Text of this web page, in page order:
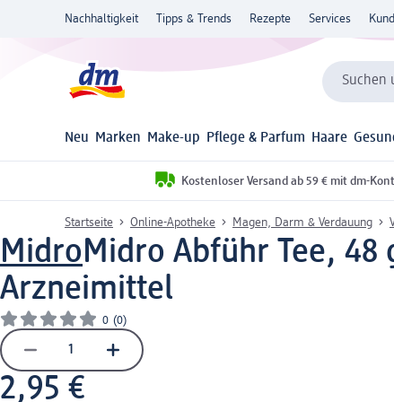
Nachhaltigkeit Tipps & Trends Rezepte Services
Suchen
Neu Marken Make-up Pflege & Parfum Haare
Kostenloser Versand ab 59 € mit dm-
Startseite Online-Apotheke Magen, Darm & Verdauung
MidroMidro Abführ Tee, 48
Arzneimittel
0 (0)
2,95 €